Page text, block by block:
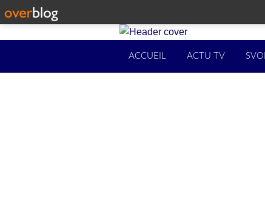
ACCUEIL ACTU TV